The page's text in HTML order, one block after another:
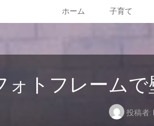
コ
ホーム 子育て
ォトフレーム
投稿者: